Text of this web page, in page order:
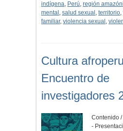
indígena, Perú, región
mental , salud sexual , territorio,
familiar, violencia sexual ,
Cultura
Encuentro de
investigadores
Contenido /
-